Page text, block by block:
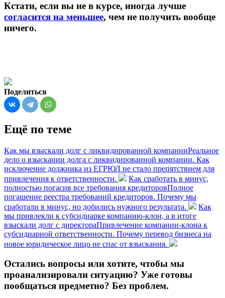
Кстати, если вы не в курсе, иногда лучше
согласится на меньшее, чем не получить вообще
ничего.
Поделиться
Ещё по теме
Как мы взыскали долг с ликвидированной компанииРеальное
дело о взыскании долга с ликвидированной компании. Как
исключение должника из ЕГРЮЛ не стало препятствием для
привлечения к ответственности.
Как сработать в минус,
полностью погасив все требования кредиторовПолное
погашение реестра требований кредиторов. Почему мы
сработали в минус, но добились нужного результата.
Как
мы привлекли к субсидиарке компанию-клон, а в итоге
взыскали долг с директораПривлечение компании-клона к
субсидиарной ответственности. Почему перевод бизнеса на
новое юридическое лицо не спас от взыскания.
Остались вопросы или хотите, чтобы мы
проанализировали ситуацию? Уже готовы
пообщаться предметно? Без проблем.